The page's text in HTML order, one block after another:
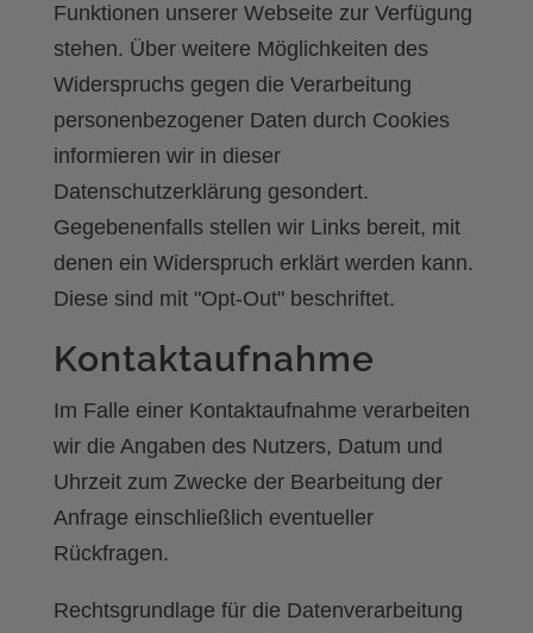
Funktionen unserer Webseite zur Verfügung
stehen. Über weitere Möglichkeiten des
Widerspruchs gegen die Verarbeitung
personenbezogener Daten durch Cookies
informieren wir in dieser
Datenschutzerklärung gesondert.
Gegebenenfalls stellen wir Links bereit, mit
denen ein Widerspruch erklärt werden kann.
Diese sind mit "Opt-Out" beschriftet.
Kontaktaufnahme
Im Falle einer Kontaktaufnahme verarbeiten
wir die Angaben des Nutzers, Datum und
Uhrzeit zum Zwecke der Bearbeitung der
Anfrage einschließlich eventueller
Rückfragen.
Rechtsgrundlage für die Datenverarbeitung